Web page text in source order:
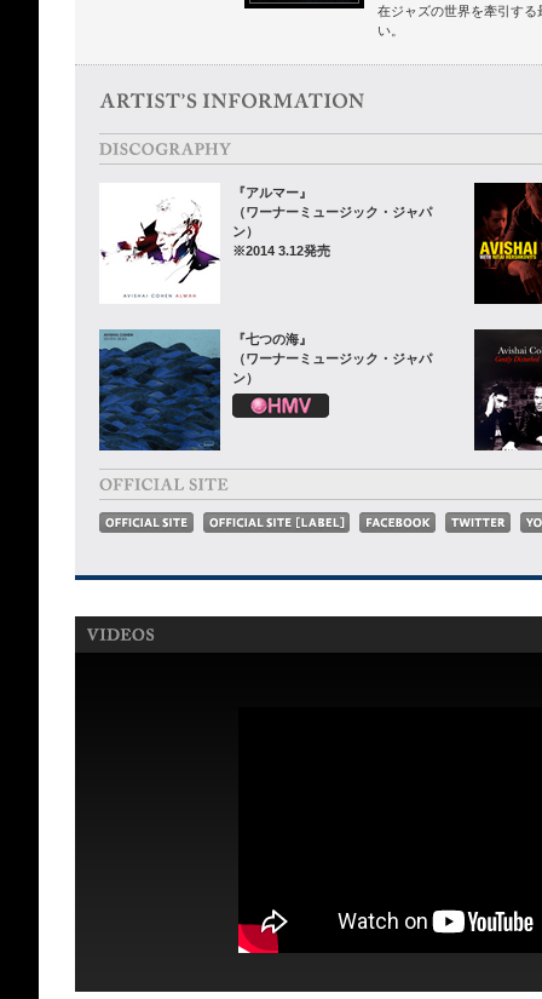
在ジャズの世界を牽引す
い。
『アルマー』
（ワーナーミュージック・ジャパ
ン）
※2014 3.12発売
『七つの海』
（ワーナーミュージック・ジャパ
ン）